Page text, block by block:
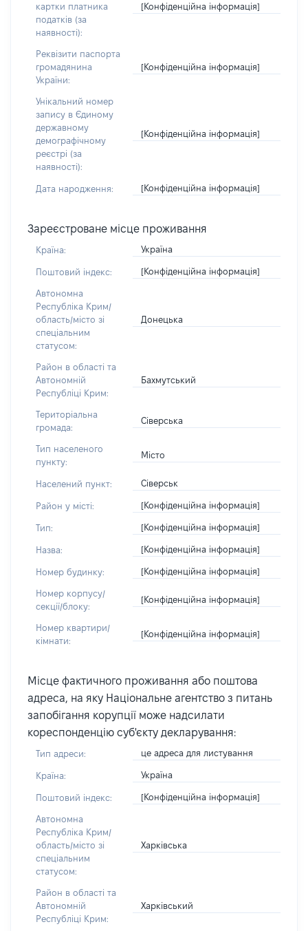
картки платника
податків (за
наявності):
[Конфіденційна інформація]
Реквізити паспорта
громадянина
України:
[Конфіденційна інформація]
Унікальний номер
запису в Єдиному
державному
демографічному
реєстрі (за
наявності):
[Конфіденційна інформація]
Дата народження: [Конфіденційна інформація]
Зареєстроване місце проживання
Країна: Україна
Поштовий індекс: [Конфіденційна інформація]
Автономна
Республіка Крим/
область/місто зі
спеціальним
статусом:
Донецька
Район в області та
Автономній
Республіці Крим:
Бахмутський
Територіальна
громада:
Сіверська
Тип населеного
пункту:
Місто
Населений пункт: Сіверськ
Район у місті: [Конфіденційна інформація]
Тип: [Конфіденційна інформація]
Назва: [Конфіденційна інформація]
Номер будинку: [Конфіденційна інформація]
Номер корпусу/
секції/блоку:
[Конфіденційна інформація]
Номер квартири/
кімнати:
[Конфіденційна інформація]
Місце фактичного проживання або поштова
адреса, на яку Національне агентство з питань
запобігання корупції може надсилати
кореспонденцію суб'єкту декларування:
Тип адреси: це адреса для листування
Країна: Україна
Поштовий індекс: [Конфіденційна інформація]
Автономна
Республіка Крим/
область/місто зі
спеціальним
статусом:
Харківська
Район в області та
Автономній
Республіці Крим:
Харківський